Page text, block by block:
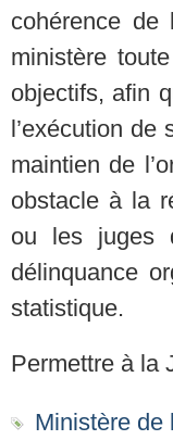
cohérence
ministère
objectifs, afin
l’exécution de
maintien de
obstacle à la
ou les juges
délinquance
statistique.
Permettre à la
Ministère de